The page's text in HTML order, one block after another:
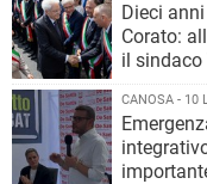
Dieci
Corato:
il
CANOSA - 10